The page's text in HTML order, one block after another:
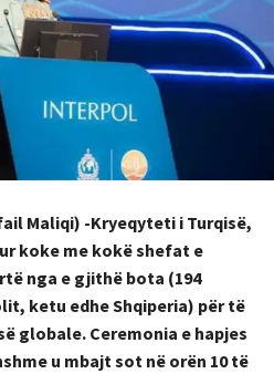
Maliqi) -Kryeqyteti i Turqisë,
koke me kokë shefat e
nga e gjithë bota (194
ketu edhe Shqiperia) për të
globale. Ceremonia e hapjes
u mbajt sot në orën 10 të